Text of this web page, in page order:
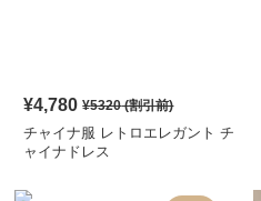
¥4,780 ¥5320(割引前)
チャイナ服 レトロエレガント チ
ャイナドレス